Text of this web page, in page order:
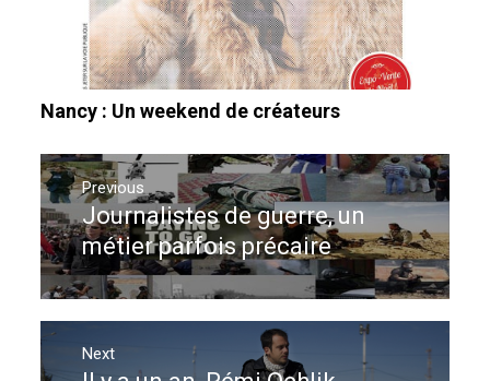
Nancy : Un weekend de créateurs
Navigation
de
l’article
Previous
Previous
post:
Journalistes de guerre, un
métier parfois précaire
Next